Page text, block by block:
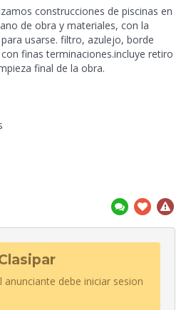
construcciones de piscinas en
de obra y materiales, con la
usarse. filtro, azulejo, borde
finas terminaciones.incluye retiro
final de la obra.
debe iniciar sesion